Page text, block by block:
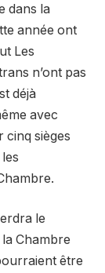
dans la
année ont
Les
n’ont pas
déjà
avec
cinq sièges
le
Chambre
être